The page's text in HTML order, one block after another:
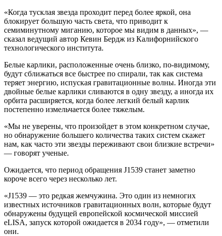
«Когда тусклая звезда проходит перед более яркой, она
блокирует большую часть света, что приводит к
семиминутному миганию, которое мы видим в данных», —
сказал ведущий автор Кевин Бердж из Калифорнийского
технологического института.
Белые карлики, расположенные очень близко, по-видимому,
будут сближаться все быстрее по спирали, так как система
теряет энергию, испуская гравитационные волны. Иногда эти
двойные белые карлики сливаются в одну звезду, а иногда их
орбита расширяется, когда более легкий белый карлик
постепенно измельчается более тяжелым.
«Мы не уверены, что произойдет в этом конкретном случае,
но обнаружение большего количества таких систем скажет
нам, как часто эти звезды переживают свои близкие встречи»
— говорят ученые.
Ожидается, что период обращения J1539 станет заметно
короче всего через несколько лет.
«J1539 — это редкая жемчужина. Это один из немногих
известных источников гравитационных волн, которые будут
обнаружены будущей европейской космической миссией
eLISA, запуск которой ожидается в 2034 году», — отметили
они.